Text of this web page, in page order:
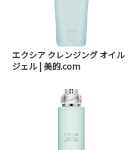
エクシア クレンジング オイル
ジェル | 美的.com